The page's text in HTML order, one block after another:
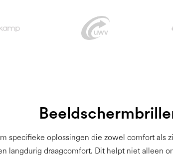
specifieke oplossingen die zowel comfort
langdurig draagcomfort. Dit helpt niet alleen